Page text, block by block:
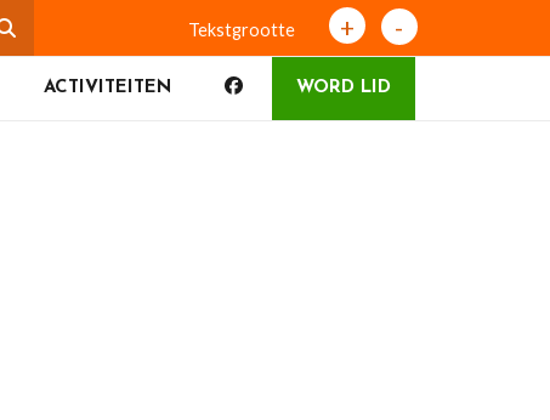
Tekstgrootte + -
ACTIVITEITEN WORD LID